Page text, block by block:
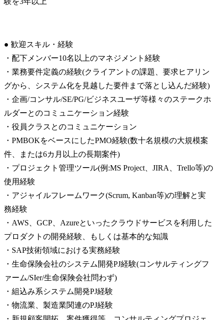
● 歓迎スキル・経験
・配下メンバー10名以上のマネジメント経験
・業務要件定義の経験(クライアントの課題、要求ヒアリン
グから、システム化を見越した要件まで落とし込んだ経験)
・企画/コンサル/SE/PG/ビジネスユーザ等様々のステークホ
ルダーとのコミュニケーション経験
・役員クラスとのコミュニケーション
・PMBOKをベースにしたPMO経験(数十名規模の大規模案
件、または6カ月以上の長期案件)
・プロジェクト管理ツール(例:MS Project、JIRA、Trello等)の
使用経験
・アジャイルフレームワーク(Scrum, Kanban等)の理解と実
務経験
・AWS、GCP、Azureといったクラウドサービスを利用した
プロダクトの開発経験、もしくは基本的な知識
・SAP技術領域における実務経験
・生命保険会社のシステム開発PJ経験(コンサルティングフ
ァーム/SIer/生命保険会社問わず)
・組込み系システム開発PJ経験
・物流業、製造業関連のPJ経験